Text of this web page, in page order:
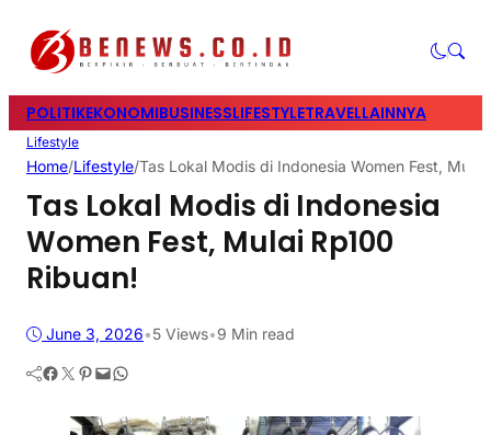
POLITIKEKONOMIBUSINESSLIFESTYLETRAVELLAINNYA
Lifestyle
Home/Lifestyle/Tas Lokal Modis di Indonesia Women Fest, Mulai
Tas Lokal Modis di Indonesia
Women Fest, Mulai Rp100
Ribuan!
June 3, 2026•5 Views•9 Min read
Facebook Twitter Pinterest Mail WhatsApp